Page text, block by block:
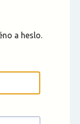
a heslo.